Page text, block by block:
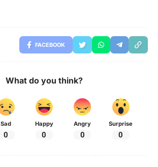
FACEBOOK
What do you think?
Sad
0
Happy
0
Angry
0
Surprise
0